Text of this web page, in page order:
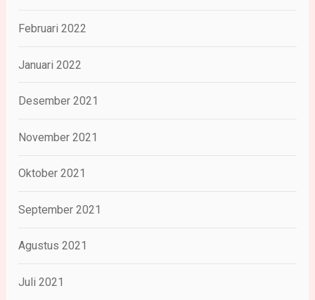
Februari 2022
Januari 2022
Desember 2021
November 2021
Oktober 2021
September 2021
Agustus 2021
Juli 2021